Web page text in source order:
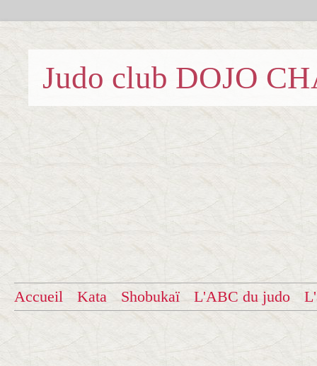
Judo club DOJO
Accueil Kata Shobukaï L'ABC du judo